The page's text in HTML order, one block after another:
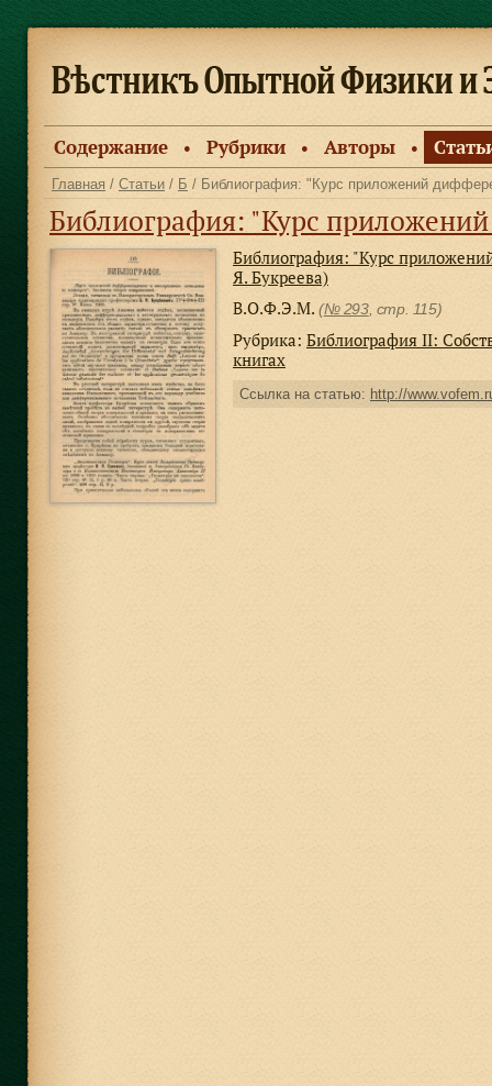
Содержание ● Рубрики ● Авторы ●
Главная / Статьи / Б / Библиография: "Курс приложений
Библиография: "Курс приложений дифференциального
Библиография: "Курс
Я. Букреева)
В.О.Ф.Э.М. (№ 293, стр. 115)
Рубрика: Библиография II:
книгах
Ссылка на статью: http://